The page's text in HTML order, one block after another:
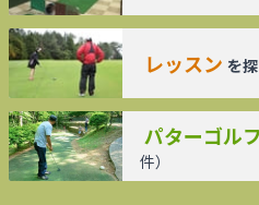
レッスン を
パターゴル
件）